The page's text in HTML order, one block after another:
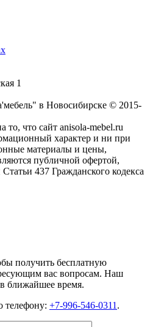
1
в Новосибирске © 2015-
что сайт anisola-mebel.ru
характер и ни при
материалы и цены,
публичной офертой,
437 Гражданского кодекса
получить бесплатную
вас вопросам. Наш
ближайшее время.
телефону: +7-996-546-0311 .